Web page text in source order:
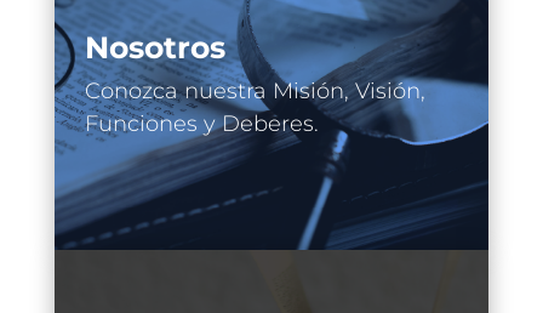
Nosotros
Conozca nuestra Misión, Visión,
Funciones y Deberes.